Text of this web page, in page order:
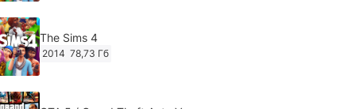
The Sims 4
2014 78,73 Гб